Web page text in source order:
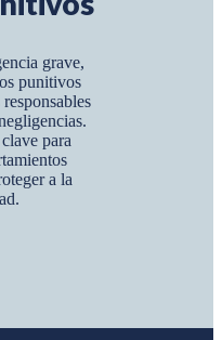
grave,
punitivos
para
a la